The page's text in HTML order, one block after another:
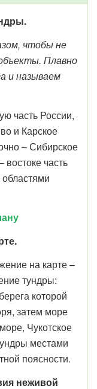
чтобы не
Плавно
и называем
часть России,
и Карское
– Сибирское
часть
на карте –
тундры:
которой
затем море
Чукотское
местами
поясности.
неживой